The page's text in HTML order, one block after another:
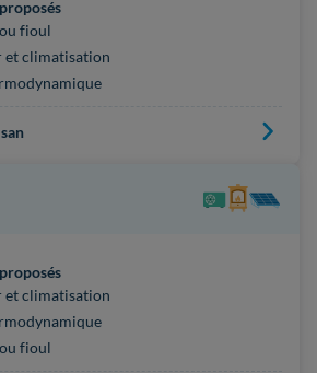
fioul
et climatisation
et climatisation
fioul